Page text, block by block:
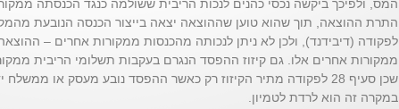
המס, ולפיכך ביקשה נכסי כהנים לנכות הריבית ששולמה כנגד הכנסתה
לפקודה (דיבידנד), ולכן לא ניתן לנכותה מהכנסות ממקורות אחרים –
ממקורות אחרים אלו. גם קיזוז ההפסד הנגרם בעקבות תשלומי הריבית
שכן סעיף 28 לפקודה מתיר הקיזוז רק כאשר ההפסד נובע מעסק או
במקרה זה הוא לרדת לטמיון.